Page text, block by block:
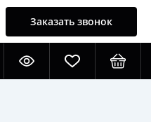
Заказать звонок